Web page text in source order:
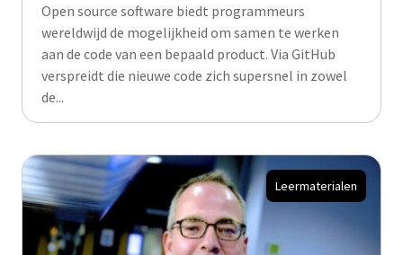
Open source software biedt programmeurs
wereldwijd de mogelijkheid om samen te werken
aan de code van een bepaald product. Via GitHub
verspreidt die nieuwe code zich supersnel in zowel
de...
Leermaterialen